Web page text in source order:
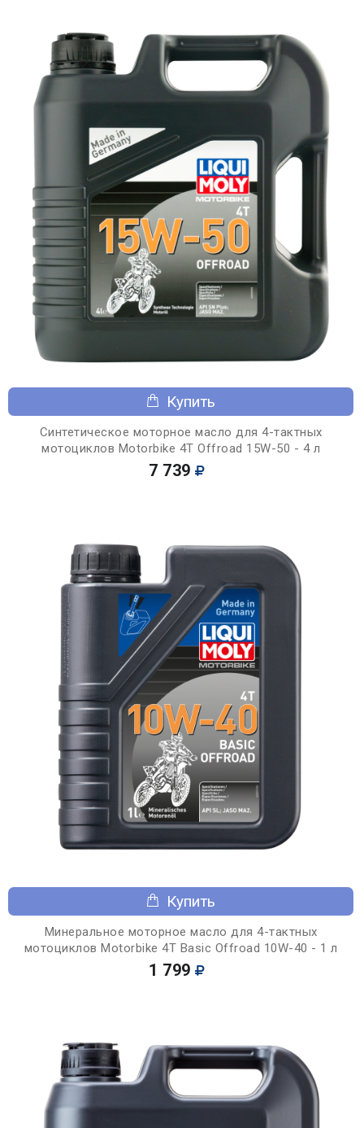
Купить
Синтетическое моторное масло для 4-тактных
мотоциклов Motorbike 4T Offroad 15W-50 - 4 л
7 739
Купить
Минеральное моторное масло для 4-тактных
мотоциклов Motorbike 4T Basic Offroad 10W-40 - 1 л
1 799